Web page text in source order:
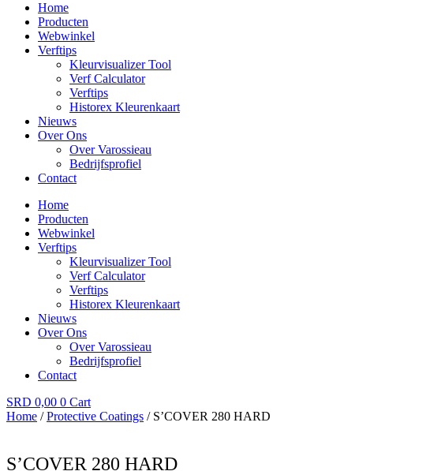
Home
Producten
Webwinkel
Verftips
Kleurvisualizer Tool
Verf Calculator
Verftips
Historex Kleurenkaart
Nieuws
Over Ons
Over Varossieau
Bedrijfsprofiel
Contact
Home
Producten
Webwinkel
Verftips
Kleurvisualizer Tool
Verf Calculator
Verftips
Historex Kleurenkaart
Nieuws
Over Ons
Over Varossieau
Bedrijfsprofiel
Contact
SRD 0,00 0 Cart
Home /Protective Coatings / S’COVER 280 HARD
S’COVER 280 HARD